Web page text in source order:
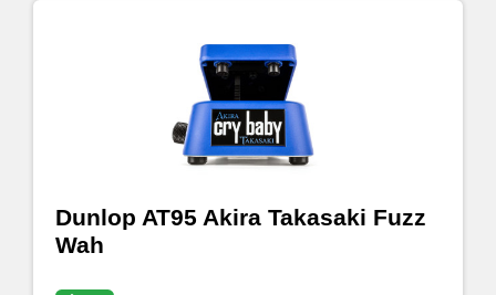
Dunlop AT95 Akira Takasaki Fuzz
Wah